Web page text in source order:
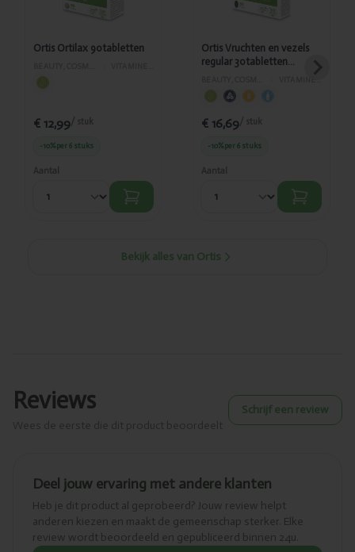
Ortis Ortilax 90tabletten
€ 12,99/ stuk
-10%per 6 stuks
Aantal
Ortis Vruchten en vezels
regular 30tabletten
€ 16,69/ stuk
-10%per 6 stuks
Aantal
Bekijk alles van Ortis
Reviews Schrijf een review
Deel jouw ervaring met andere klanten
Heb je dit product al geprobeerd? Jouw review helpt
anderen kiezen en maakt de gemeenschap sterker. Elke
review wordt beoordeeld en gepubliceerd binnen 24u.